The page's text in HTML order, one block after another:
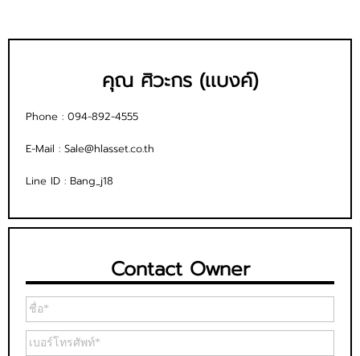
คุณ ศิวะกร (เเบงค์)
Phone : 094-892-4555
E-Mail : Sale@hlasset.co.th
Line ID : Bang_j18
Contact Owner